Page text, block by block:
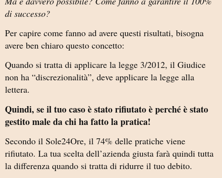
di successo?
Per capire come fanno ad avere questi risultati, bisogna
avere ben chiaro questo concetto:
Quando si tratta di applicare la legge 3/2012, il Giudice
non ha “discrezionalità”, deve applicare la legge alla
lettera.
Quindi, se il tuo caso è stato rifiutato è perché è stato
gestito male da chi ha fatto la pratica!
Secondo il Sole24Ore, il 74% delle pratiche viene
rifiutato. La tua scelta dell’azienda giusta farà quindi tutta
la differenza quando si tratta di ridurre il tuo debito.